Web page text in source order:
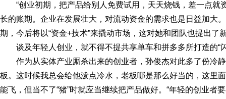
“创业初期，把产品给别人免费试用，天天烧钱，差一点
长的账期。企业在发展壮大，对流动资金的需求也是日益加大
期，今后将以“资金+技术”来撬动市场，这对她和团队也提出了
谈及年轻人创业，就不得不提共享单车和拼多多所打造的“
作为从实体产业厮杀出来的创业者，孙俊杰对此多了份冷
板。这时候我总会给他泼点冷水，老板哪是那么好当的，这里
能飞，但当不了“猪”时就应当继续把产品做好。“年轻的创业者